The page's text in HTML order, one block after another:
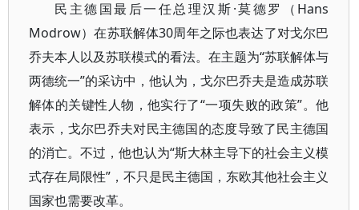
民主德国最后一任总理汉斯·莫德罗（Hans
Modrow）在苏联解体30周年之际也表达了对戈尔巴
乔夫本人以及苏联模式的看法。在主题为“苏联解体与
两德统一”的采访中，他认为，戈尔巴乔夫是造成苏联
解体的关键性人物，他实行了“一项失败的政策”。他
表示，戈尔巴乔夫对民主德国的态度导致了民主德国
的消亡。不过，他也认为“斯大林主导下的社会主义模
式存在局限性”，不只是民主德国，东欧其他社会主义
国家也需要改革。